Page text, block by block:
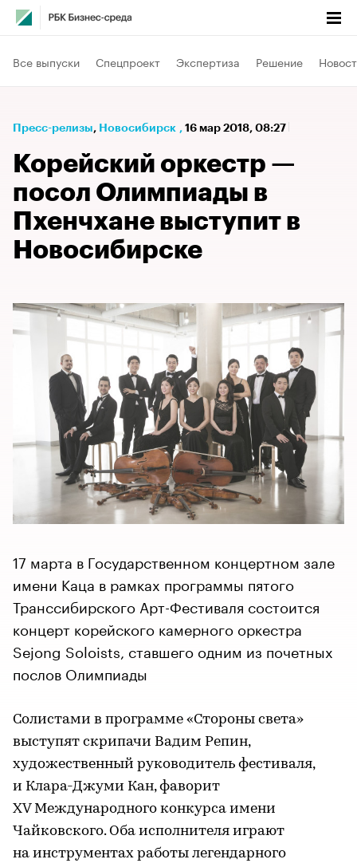
Все выпуски Спецпроект Экспертиза Решение
Пресс-релизы⁠, Новосибирск , 16 мар 2018, 08:27
Корейский оркестр —
посол Олимпиады в
Пхенчхане выступит в
Новосибирске
17 марта в Государственном концертном зале
имени Каца в рамках программы пятого
Транссибирского Арт-Фестиваля состоится
концерт корейского камерного оркестра
Sejong Soloists, ставшего одним из почетных
послов Олимпиады
Солистами в программе «Стороны света»
выступят скрипачи Вадим Репин,
художественный руководитель фестиваля,
и Клара-Джуми Кан, фаворит
XV Международного конкурса имени
Чайковского. Оба исполнителя играют
на инструментах работы легендарного